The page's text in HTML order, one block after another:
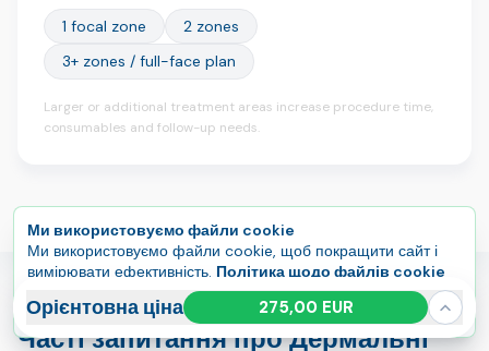
1 focal zone
2 zones
3+ zones / full-face plan
Larger or additional treatment areas increase procedure time,
consumables and follow-up needs.
Орієнтовна ціна 275,00 EUR
Часті запитання про Дермальні
Ми використовуємо файли cookie
Ми використовуємо файли cookie, щоб покращити сайт і
вимірювати ефективність. Політика щодо файлів cookie
Прийняти всі
Керувати